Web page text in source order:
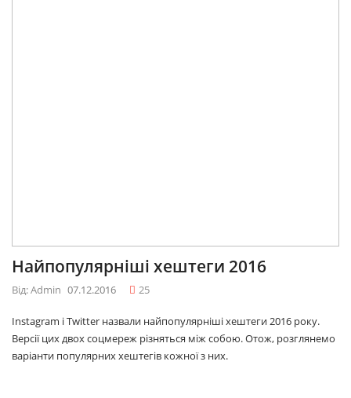
Найпопулярніші хештеги 2016
Від: Admin 07.12.2016 25
Instagram і Twitter назвали найпопулярніші хештеги 2016 року.
Версії цих двох соцмереж різняться між собою. Отож, розглянемо
варіанти популярних хештегів кожної з них.